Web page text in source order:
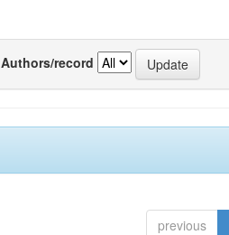
Authors/record
previous